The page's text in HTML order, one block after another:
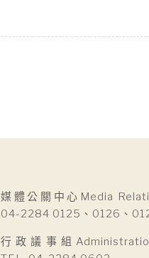
媒體公關中心Media
04-2284 0125、0126、
行政議事組